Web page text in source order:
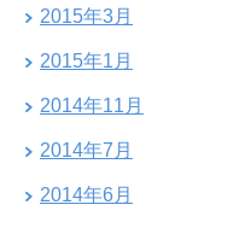
2015年3月
2015年1月
2014年11月
2014年7月
2014年6月